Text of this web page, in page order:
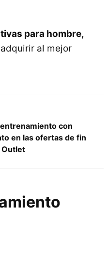
para hombre,
al mejor
con
en las ofertas de fin
Outlet